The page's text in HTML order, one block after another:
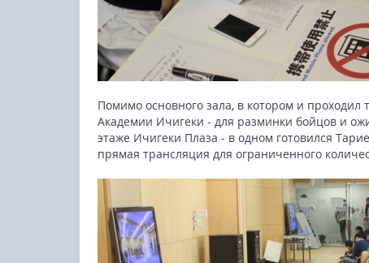
Помимо основного зала, в котором и проходил
Академии Ичигеки - для разминки бойцов и
этаже Ичигеки Плаза - в одном готовился
прямая трансляция для ограниченного